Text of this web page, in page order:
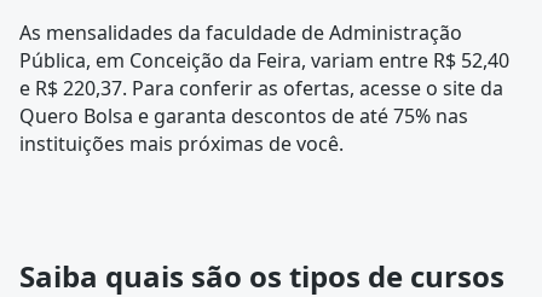
As mensalidades da faculdade de Administração
Pública, em Conceição da Feira, variam entre R$ 52,40
e R$ 220,37. Para conferir as ofertas, acesse o site da
Quero Bolsa e garanta descontos de até 75% nas
instituições mais próximas de você.
Saiba quais são os tipos de cursos